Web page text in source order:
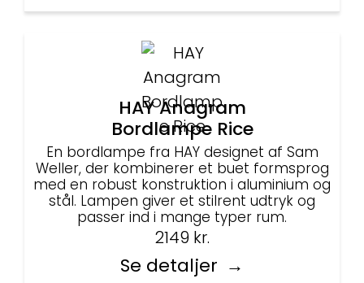
HAY Anagram
Bordlampe Rice
En bordlampe fra HAY designet af Sam
Weller, der kombinerer et buet formsprog
med en robust konstruktion i aluminium og
stål. Lampen giver et stilrent udtryk og
passer ind i mange typer rum.
2149 kr.
Se detaljer